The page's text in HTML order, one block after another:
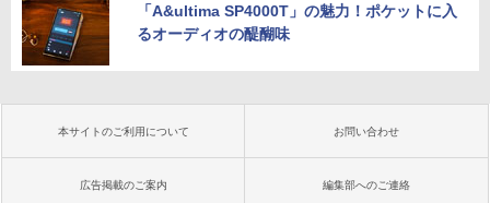
「A&ultima SP4000T」の魅力！ポケットに入
るオーディオの醍醐味
本サイトのご利用について お問い合わせ
広告掲載のご案内 編集部へのご連絡